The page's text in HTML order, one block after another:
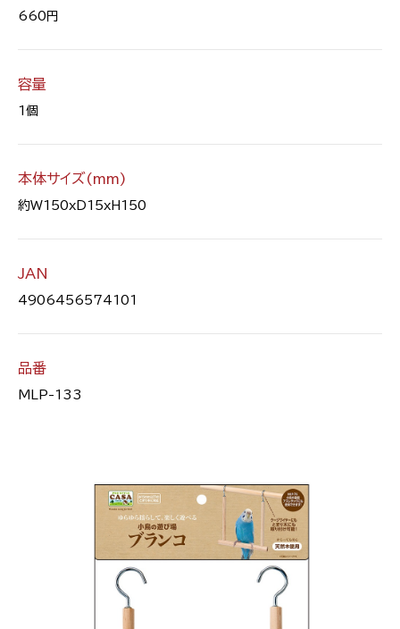
660円
容量
1個
本体サイズ(mm)
約W150xD15xH150
JAN
4906456574101
品番
MLP-133